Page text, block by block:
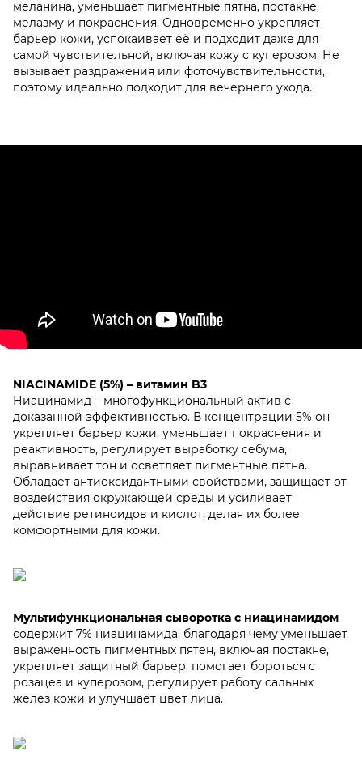
меланина, уменьшает пигментные пятна, постакне,
мелазму и покраснения. Одновременно укрепляет
барьер кожи, успокаивает её и подходит даже для
самой чувствительной, включая кожу с куперозом. Не
вызывает раздражения или фоточувствительности,
поэтому идеально подходит для вечернего ухода.
NIACINAMIDE (5%) – витамин B3
Ниацинамид – многофункциональный актив с
доказанной эффективностью. В концентрации 5% он
укрепляет барьер кожи, уменьшает покраснения и
реактивность, регулирует выработку себума,
выравнивает тон и осветляет пигментные пятна.
Обладает антиоксидантными свойствами, защищает от
воздействия окружающей среды и усиливает
действие ретиноидов и кислот, делая их более
комфортными для кожи.
Мультифункциональная сыворотка с ниацинамидом
содержит 7% ниацинамида, благодаря чему уменьшает
выраженность пигментных пятен, включая постакне,
укрепляет защитный барьер, помогает бороться с
розацеа и куперозом, регулирует работу сальных
желез кожи и улучшает цвет лица.